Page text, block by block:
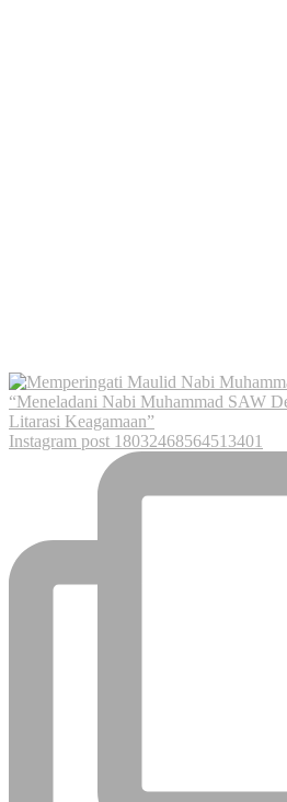
Instagram post 18032468564513401